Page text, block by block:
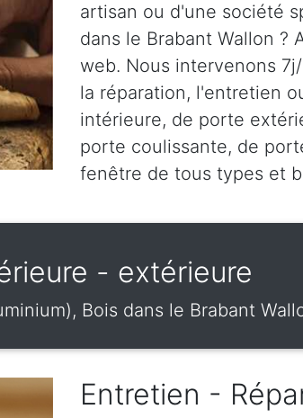
artisan ou d'une société
dans le Brabant Wallon ?
web. Nous intervenons
la réparation, l'entretien
intérieure, de porte
porte coulissante, de
fenêtre de tous types et
- extérieure
Bois dans le Brabant
Entretien -